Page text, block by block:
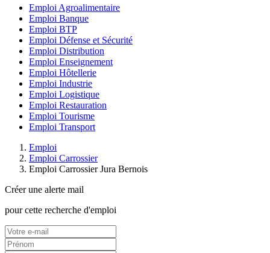
Emploi Agroalimentaire
Emploi Banque
Emploi BTP
Emploi Défense et Sécurité
Emploi Distribution
Emploi Enseignement
Emploi Hôtellerie
Emploi Industrie
Emploi Logistique
Emploi Restauration
Emploi Tourisme
Emploi Transport
Emploi
Emploi Carrossier
Emploi Carrossier Jura Bernois
Créer une alerte mail
pour cette recherche d'emploi